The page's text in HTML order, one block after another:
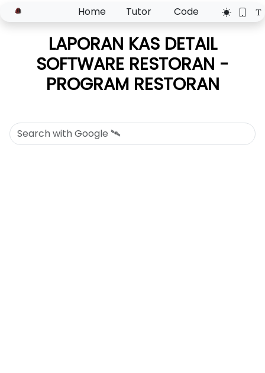
Home Tutor Code
LAPORAN KAS DETAIL
SOFTWARE RESTORAN -
PROGRAM RESTORAN